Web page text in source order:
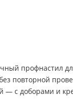
профнастил
повторной
— с доборами и